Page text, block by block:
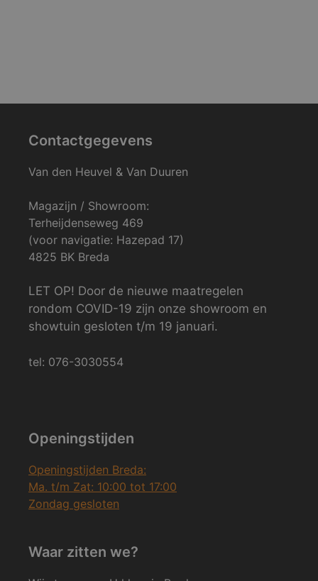
Contactgegevens
Van den Heuvel & Van Duuren
Magazijn / Showroom:
Terheijdenseweg 469
(voor navigatie: Hazepad 17)
4825 BK Breda
LET OP! Door de nieuwe maatregelen
rondom COVID-19 zijn onze showroom en
showtuin gesloten t/m 19 januari.
tel: 076-3030554
Openingstijden
Openingstijden Breda:
Ma. t/m Zat: 10:00 tot 17:00
Zondag gesloten
Waar zitten we?